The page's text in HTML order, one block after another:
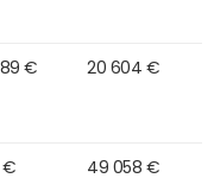
€ 20 604 €
€ 49 058 €